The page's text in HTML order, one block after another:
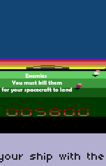
ship with the